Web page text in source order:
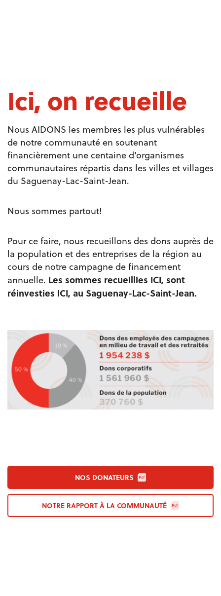
Ici, on recueille
Nous AIDONS les membres les plus vulnérables
de notre communauté en soutenant
financièrement une centaine d’organismes
communautaires répartis dans les villes et villages
du Saguenay-Lac-Saint-Jean.
Nous sommes partout!
Pour ce faire, nous recueillons des dons auprès de
la population et des entreprises de la région au
cours de notre campagne de financement
annuelle. Les sommes recueillies ICI, sont
réinvesties ICI, au Saguenay-Lac-Saint-Jean.
NOS DONATEURS
NOTRE RAPPORT À LA COMMUNAUTÉ